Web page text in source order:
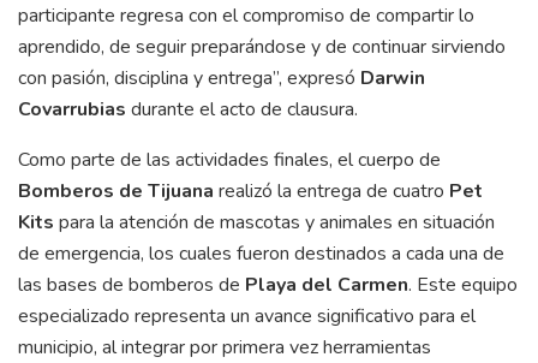
participante regresa con el compromiso de compartir lo
aprendido, de seguir preparándose y de continuar sirviendo
con pasión, disciplina y entrega”, expresó Darwin
Covarrubias durante el acto de clausura.
Como parte de las actividades finales, el cuerpo de
Bomberos de Tijuana realizó la entrega de cuatro Pet
Kits para la atención de mascotas y animales en situación
de emergencia, los cuales fueron destinados a cada una de
las bases de bomberos de Playa del Carmen. Este equipo
especializado representa un avance significativo para el
municipio, al integrar por primera vez herramientas